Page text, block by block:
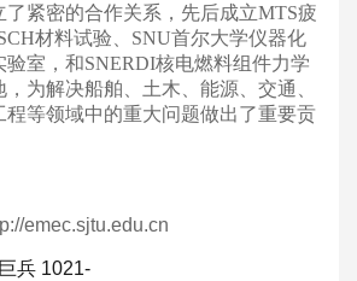
紧密的合作关系，先后成立MTS疲
材料试验、SNU首尔大学仪器化
验室，和SNERDI核电燃料组件力学
为解决船舶、土木、能源、交通、
程等领域中的重大问题做出了重要贡
emec.sjtu.edu.cn
兵 1021-